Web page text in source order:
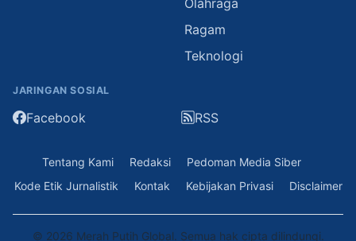
Ragam
Teknologi
JARINGAN SOSIAL
Facebook RSS
Tentang Kami Redaksi
Pedoman Media Siber
Kode Etik Jurnalistik
Kontak Kebijakan Privasi Disclaimer
© 2026 Merah Putih Global. Semua hak cipta dilindungi.